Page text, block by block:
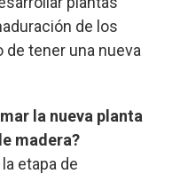
de los
tener una nueva
la nueva planta
madera?
etapa de